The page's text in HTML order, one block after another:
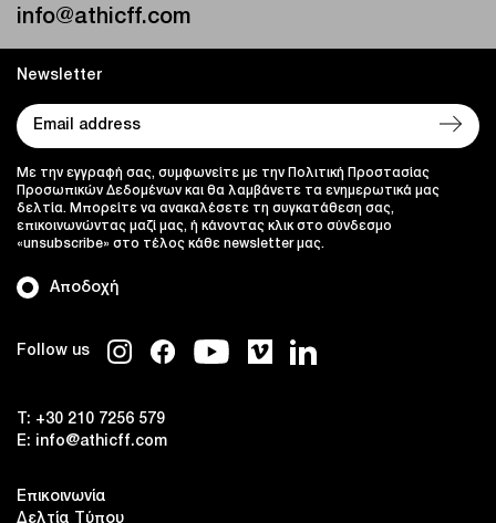
info@athicff.com
Follow us
T: +30 210 7256 579
E: info@athicff.com
Επικοινωνία
Δελτία Τύπου
Newsletter
Αποδοχή
Με την εγγραφή σας, συμφωνείτε με την Πολιτική Προστασίας
Προσωπικών Δεδομένων και θα λαμβάνετε τα ενημερωτικά μας
δελτία. Μπορείτε να ανακαλέσετε τη συγκατάθεση σας,
επικοινωνώντας μαζί μας, ή κάνοντας κλικ στο σύνδεσμο
«unsubscribe» στο τέλος κάθε newsletter μας.